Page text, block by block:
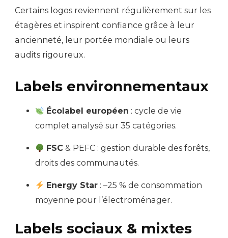
Certains logos reviennent régulièrement sur les
étagères et inspirent confiance grâce à leur
ancienneté, leur portée mondiale ou leurs
audits rigoureux.
Labels environnementaux
Écolabel européen : cycle de vie
complet analysé sur 35 catégories.
FSC & PEFC : gestion durable des forêts,
droits des communautés.
Energy Star : –25 % de consommation
moyenne pour l’électroménager.
Labels sociaux & mixtes